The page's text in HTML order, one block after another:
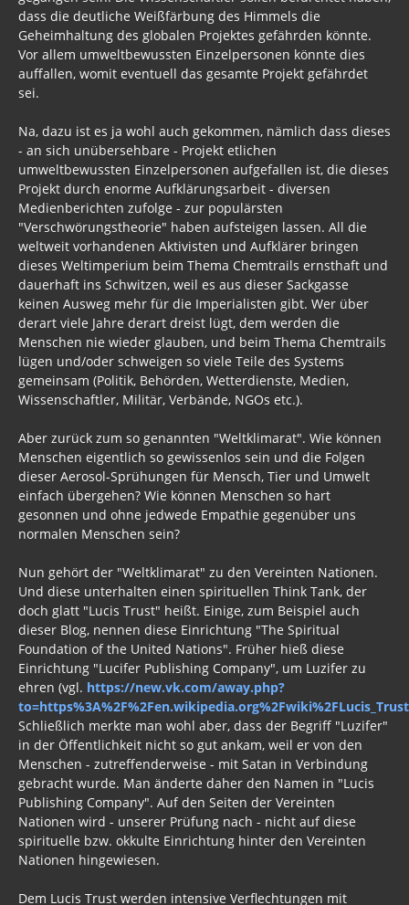
dass die deutliche Weißfärbung des Himmels die
Geheimhaltung des globalen Projektes gefährden könnte.
Vor allem umweltbewussten Einzelpersonen könnte dies
auffallen, womit eventuell das gesamte Projekt gefährdet
sei.
Na, dazu ist es ja wohl auch gekommen, nämlich dass dieses
- an sich unübersehbare - Projekt etlichen
umweltbewussten Einzelpersonen aufgefallen ist, die dieses
Projekt durch enorme Aufklärungsarbeit - diversen
Medienberichten zufolge - zur populärsten
"Verschwörungstheorie" haben aufsteigen lassen. All die
weltweit vorhandenen Aktivisten und Aufklärer bringen
dieses Weltimperium beim Thema Chemtrails ernsthaft und
dauerhaft ins Schwitzen, weil es aus dieser Sackgasse
keinen Ausweg mehr für die Imperialisten gibt. Wer über
derart viele Jahre derart dreist lügt, dem werden die
Menschen nie wieder glauben, und beim Thema Chemtrails
lügen und/oder schweigen so viele Teile des Systems
gemeinsam (Politik, Behörden, Wetterdienste, Medien,
Wissenschaftler, Militär, Verbände, NGOs etc.).
Aber zurück zum so genannten "Weltklimarat". Wie können
Menschen eigentlich so gewissenlos sein und die Folgen
dieser Aerosol-Sprühungen für Mensch, Tier und Umwelt
einfach übergehen? Wie können Menschen so hart
gesonnen und ohne jedwede Empathie gegenüber uns
normalen Menschen sein?
Nun gehört der "Weltklimarat" zu den Vereinten Nationen.
Und diese unterhalten einen spirituellen Think Tank, der
doch glatt "Lucis Trust" heißt. Einige, zum Beispiel auch
dieser Blog, nennen diese Einrichtung "The Spiritual
Foundation of the United Nations". Früher hieß diese
Einrichtung "Lucifer Publishing Company", um Luzifer zu
ehren (vgl. https://new.vk.com/away.php?
Schließlich merkte man wohl aber, dass der Begriff "Luzifer"
in der Öffentlichkeit nicht so gut ankam, weil er von den
Menschen - zutreffenderweise - mit Satan in Verbindung
gebracht wurde. Man änderte daher den Namen in "Lucis
Publishing Company". Auf den Seiten der Vereinten
Nationen wird - unserer Prüfung nach - nicht auf diese
spirituelle bzw. okkulte Einrichtung hinter den Vereinten
Nationen hingewiesen.
Dem Lucis Trust werden intensive Verflechtungen mit